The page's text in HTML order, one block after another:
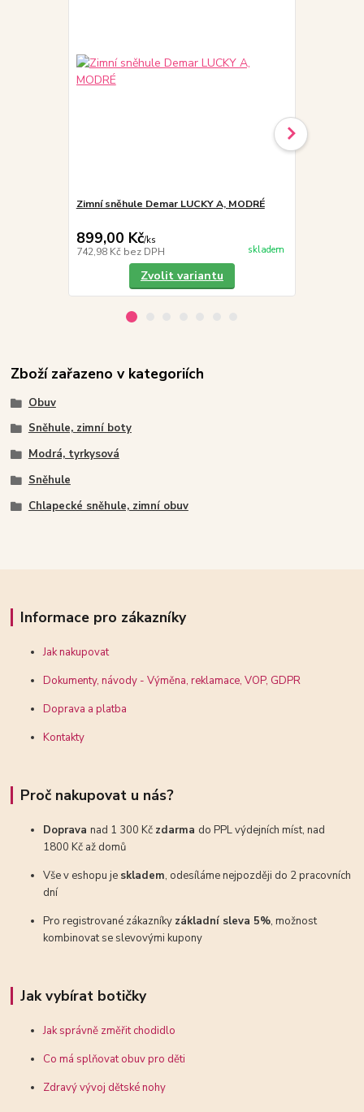
Zimní sněhule Demar LUCKY A, MODRÉ
899,00 Kč/ks
742,98 Kč bez DPH skladem
Zvolit variantu
Zboží zařazeno v kategoriích
Obuv
Sněhule, zimní boty
Modrá, tyrkysová
Sněhule
Chlapecké sněhule, zimní obuv
Informace pro zákazníky
Jak nakupovat
Dokumenty, návody - Výměna, reklamace, VOP, GDPR
Doprava a platba
Kontakty
Proč nakupovat u nás?
Dopravanad 1 300 Kč zdarma do PPL výdejních míst, nad
1800 Kč až domů
Vše v eshopu je skladem, odesíláme nejpozději do 2 pracovních
dní
Pro registrované zákazníky základní sleva 5%, možnost
kombinovat se slevovými kupony
Jak vybírat botičky
Jak správně změřit chodidlo
Co má splňovat obuv pro děti
Zdravý vývoj dětské nohy